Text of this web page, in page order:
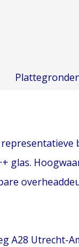
glas.
A28 Utrecht-